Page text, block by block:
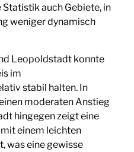
auch Gebiete, in
weniger dynamisch
Leopoldstadt konnte
im
stabil halten. In
moderaten Anstieg
hingegen zeigt eine
einem leichten
was eine gewisse